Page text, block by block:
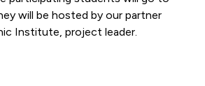
will be hosted by our partner
Institute, project leader.